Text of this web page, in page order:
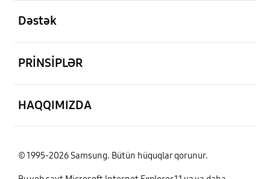
Dəstək
PRİNSİPLƏR
HAQQIMIZDA
© 1995-2026 Samsung. Bütün hüquqlar qorunur.